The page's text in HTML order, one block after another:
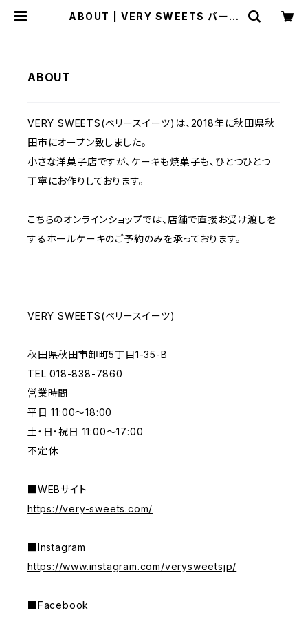
ABOUT | VERY SWEETS バース
ABOUT
VERY SWEETS(ベリースイーツ)は、2018年に秋田県秋
田市にオープン致しました。
小さな洋菓子店ですが、ケーキも焼菓子も、ひとつひとつ
丁寧にお作りしております。
こちらのオンラインショップでは、店舗で直接お受け渡しを
するホールケーキのご予約のみを承っております。
VERY SWEETS(ベリースイーツ)
秋田県秋田市卸町5丁目1-35-B
TEL 018-838-7860
営業時間
平日 11:00～18:00
土・日・祝日 11:00～17:00
不定休
■WEBサイト
https://very-sweets.com/
■Instagram
https://www.instagram.com/verysweetsjp/
■Facebook